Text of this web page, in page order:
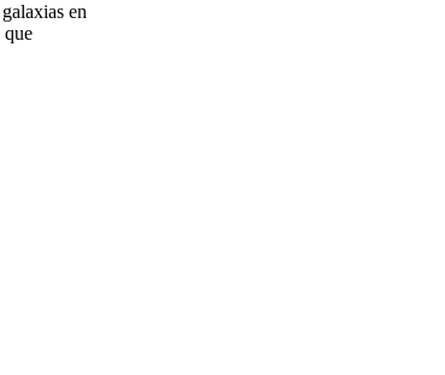
en
que